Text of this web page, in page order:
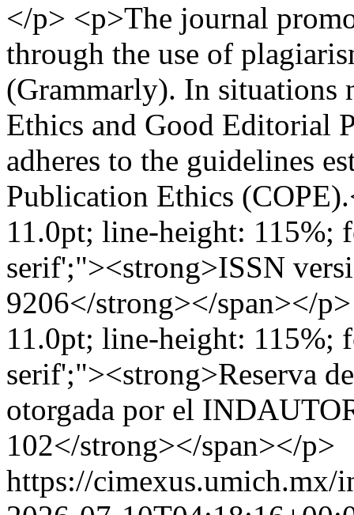
</p> <p>The journal
through the use of
(Grammarly). In
Ethics and Good Editorial
adheres to the guidelines
Publication Ethics
11.0pt; line-height: 115%;
serif';"><strong>ISSN
9206</strong></span></
11.0pt; line-height: 115%;
serif';"><strong>Reserva
otorgada por el
102</strong></span></p>
https://cimexus.umich.mx/